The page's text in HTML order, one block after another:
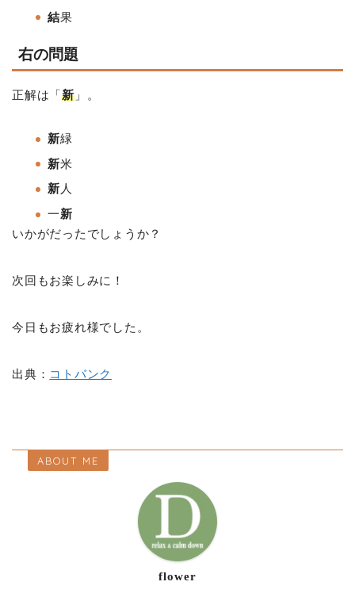
結果
右の問題
正解は「新」。
新緑
新米
新人
一新
いかがだったでしょうか？
次回もお楽しみに！
今日もお疲れ様でした。
出典： コトバンク
ABOUT ME
flower